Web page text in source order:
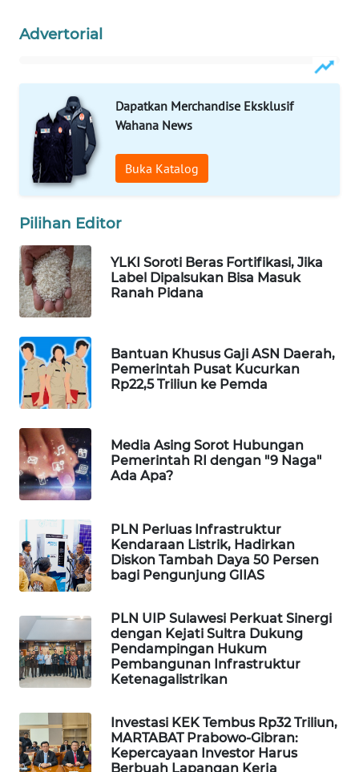
Advertorial
Dapatkan Merchandise Eksklusif
Wahana News
Buka Katalog
Pilihan Editor
YLKI Soroti Beras Fortifikasi, Jika
Label Dipalsukan Bisa Masuk
Ranah Pidana
Bantuan Khusus Gaji ASN Daerah,
Pemerintah Pusat Kucurkan
Rp22,5 Triliun ke Pemda
Media Asing Sorot Hubungan
Pemerintah RI dengan "9 Naga"
Ada Apa?
PLN Perluas Infrastruktur
Kendaraan Listrik, Hadirkan
Diskon Tambah Daya 50 Persen
bagi Pengunjung GIIAS
PLN UIP Sulawesi Perkuat Sinergi
dengan Kejati Sultra Dukung
Pendampingan Hukum
Pembangunan Infrastruktur
Ketenagalistrikan
Investasi KEK Tembus Rp32 Triliun,
MARTABAT Prabowo-Gibran:
Kepercayaan Investor Harus
Berbuah Lapangan Kerja
NET
WAHANA
UMKM
WAHANA
WAHANA
PERSONA
WAHANA
WAHANA
HEALTH
WAHANA
DESA
WISATA
WAHANA
Wahana
Network
KONSUMEN
LISTRIK
MASYARAKAT
WALINKI
ID